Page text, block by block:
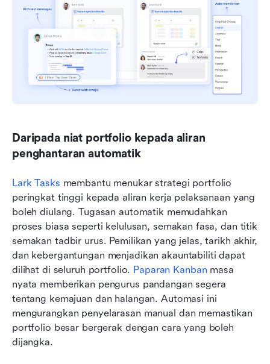
Daripada niat portfolio kepada aliran
penghantaran automatik
Lark Tasks membantu menukar strategi portfolio
peringkat tinggi kepada aliran kerja pelaksanaan yang
boleh diulang. Tugasan automatik memudahkan
proses biasa seperti kelulusan, semakan fasa, dan titik
semakan tadbir urus. Pemilikan yang jelas, tarikh akhir,
dan kebergantungan menjadikan akauntabiliti dapat
dilihat di seluruh portfolio. Paparan Kanban masa
nyata memberikan pengurus pandangan segera
tentang kemajuan dan halangan. Automasi ini
mengurangkan penyelarasan manual dan memastikan
portfolio besar bergerak dengan cara yang boleh
dijangka.